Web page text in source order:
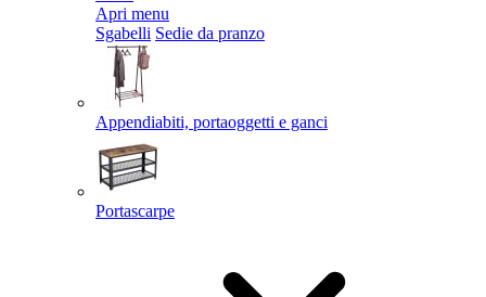
Apri menu
Sgabelli Sedie da pranzo
Appendiabiti, portaoggetti e ganci
Portascarpe